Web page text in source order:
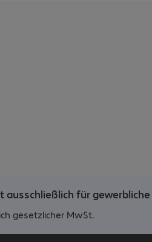
ausschließlich für
gesetzlicher MwSt.